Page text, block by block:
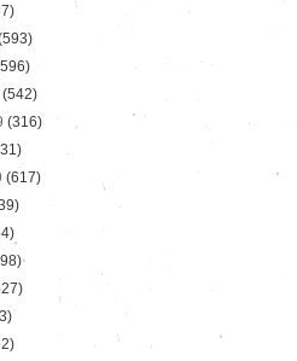
(542)
(316)
(617)